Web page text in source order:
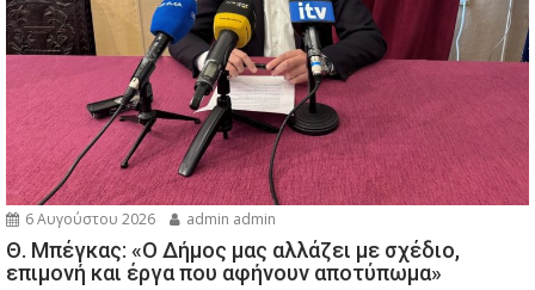
6 Αυγούστου 2026 admin admin
Θ. Μπέγκας: «Ο Δήμος μας αλλάζει με σχέδιο,
επιμονή και έργα που αφήνουν αποτύπωμα»